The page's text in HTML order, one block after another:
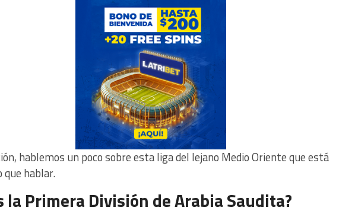
hablemos un poco sobre esta liga del lejano Medio Oriente que está
hablar.
la Primera División de Arabia Saudita?